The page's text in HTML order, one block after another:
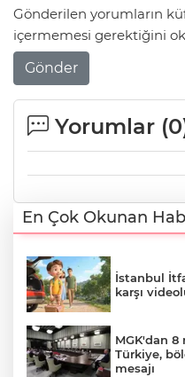
Gönderilen yorumların
içermemesi gerektiğini
Gönder
Yorumlar (0
En Çok Okunan
İstanbul
karşı
MGK'dan 8
Türkiye,
mesajı